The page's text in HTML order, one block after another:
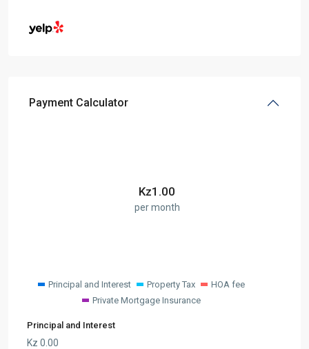
Payment Calculator
Kz1.00
per month
Principal and Interest Property Tax
HOA fee
Private Mortgage Insurance
Principal and Interest
Kz 0.00